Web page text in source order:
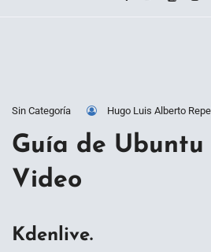
Sin Categoría Hugo Luis Alberto
Guía de Ubuntu
Video
Kdenlive.